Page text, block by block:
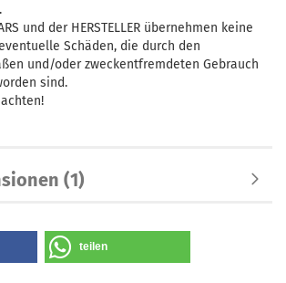
und der HERSTELLER übernehmen keine
Schäden, die durch den
und/oder zweckentfremdeten Gebrauch
sind.
(1)
teilen